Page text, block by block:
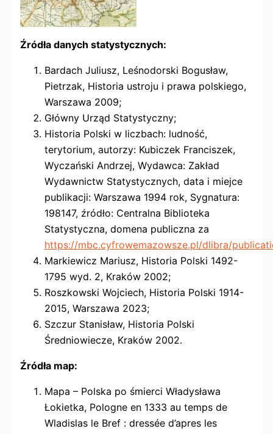
Źródła danych statystycznych:
Bardach Juliusz, Leśnodorski Bogusław,
Pietrzak, Historia ustroju i prawa polskiego,
Warszawa 2009;
Główny Urząd Statystyczny;
Historia Polski w liczbach: ludność,
terytorium, autorzy: Kubiczek Franciszek,
Wyczański Andrzej, Wydawca: Zakład
Wydawnictw Statystycznych, data i miejce
publikacji: Warszawa 1994 rok, Sygnatura:
198147, źródło: Centralna Biblioteka
Statystyczna, domena publiczna za
https://mbc.cyfrowemazowsze.pl/dlibra/
Markiewicz Mariusz, Historia Polski 1492-
1795 wyd. 2, Kraków 2002;
Roszkowski Wojciech, Historia Polski 1914-
2015, Warszawa 2023;
Szczur Stanisław, Historia Polski
Średniowiecze, Kraków 2002.
Źródła map:
Mapa – Polska po śmierci Władysława
Łokietka, Pologne en 1333 au temps de
Wladislas le Bref : dressée d’apres les